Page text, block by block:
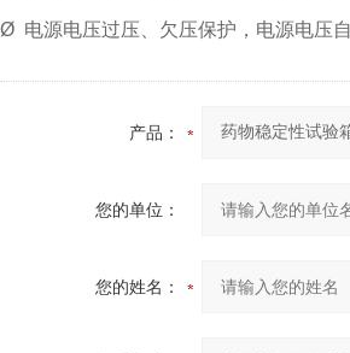
Ø 电源电压过压、欠压保护，电源电压
产品：
您的单位：
您的姓名：